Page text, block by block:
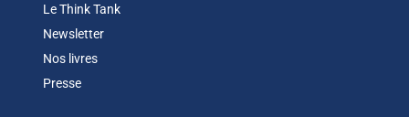
Le Think Tank
Newsletter
Nos livres
Presse